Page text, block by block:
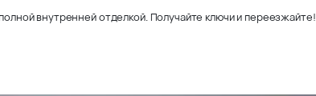
внутренней отделкой. Получайте ключи и переезжайте!